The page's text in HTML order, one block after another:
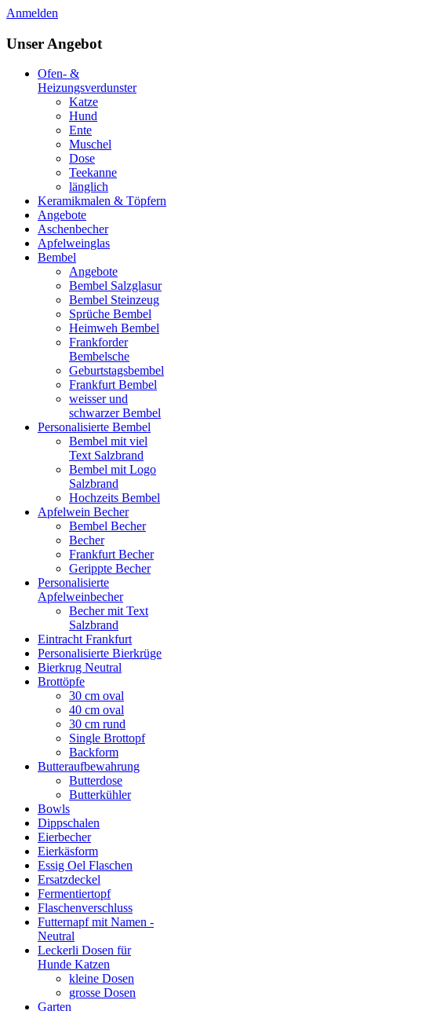
Anmelden
Unser Angebot
Ofen- &
Heizungsverdunster
Katze
Hund
Ente
Muschel
Dose
Teekanne
länglich
Keramikmalen & Töpfern
Angebote
Aschenbecher
Apfelweinglas
Bembel
Angebote
Bembel Salzglasur
Bembel Steinzeug
Sprüche Bembel
Heimweh Bembel
Frankforder
Bembelsche
Geburtstagsbembel
Frankfurt Bembel
weisser und
schwarzer Bembel
Personalisierte Bembel
Bembel mit viel
Text Salzbrand
Bembel mit Logo
Salzbrand
Hochzeits Bembel
Apfelwein Becher
Bembel Becher
Becher
Frankfurt Becher
Gerippte Becher
Personalisierte
Apfelweinbecher
Becher mit Text
Salzbrand
Eintracht Frankfurt
Personalisierte Bierkrüge
Bierkrug Neutral
Brottöpfe
30 cm oval
40 cm oval
30 cm rund
Single Brottopf
Backform
Butteraufbewahrung
Butterdose
Butterkühler
Bowls
Dippschalen
Eierbecher
Eierkäsform
Essig Oel Flaschen
Ersatzdeckel
Fermentiertopf
Flaschenverschluss
Futternapf mit Namen -
Neutral
Leckerli Dosen für
Hunde Katzen
kleine Dosen
grosse Dosen
Garten